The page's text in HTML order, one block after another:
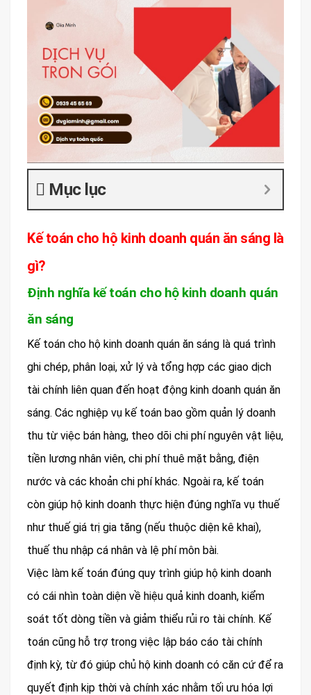
Mục lục
Kế toán cho hộ kinh doanh quán ăn sáng là
gì?
Định nghĩa kế toán cho hộ kinh doanh quán
ăn sáng
Kế toán cho hộ kinh doanh quán ăn sáng là quá trình
ghi chép, phân loại, xử lý và tổng hợp các giao dịch
tài chính liên quan đến hoạt động kinh doanh quán ăn
sáng. Các nghiệp vụ kế toán bao gồm quản lý doanh
thu từ việc bán hàng, theo dõi chi phí nguyên vật liệu,
tiền lương nhân viên, chi phí thuê mặt bằng, điện
nước và các khoản chi phí khác. Ngoài ra, kế toán
còn giúp hộ kinh doanh thực hiện đúng nghĩa vụ thuế
như thuế giá trị gia tăng (nếu thuộc diện kê khai),
thuế thu nhập cá nhân và lệ phí môn bài.
Việc làm kế toán đúng quy trình giúp hộ kinh doanh
có cái nhìn toàn diện về hiệu quả kinh doanh, kiểm
soát tốt dòng tiền và giảm thiểu rủi ro tài chính. Kế
toán cũng hỗ trợ trong việc lập báo cáo tài chính
định kỳ, từ đó giúp chủ hộ kinh doanh có căn cứ để ra
quyết định kịp thời và chính xác nhằm tối ưu hóa lợi